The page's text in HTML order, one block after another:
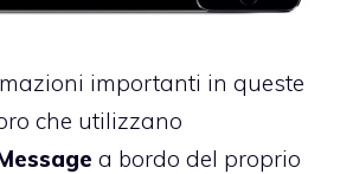
importanti in queste
che utilizzano
a bordo del proprio